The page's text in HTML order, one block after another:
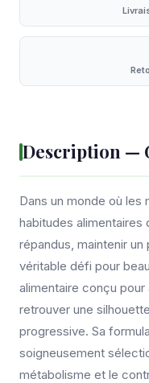
Description —
Dans un monde où
habitudes alimentaires
répandus, maintenir
véritable défi pour
alimentaire conçu
retrouver une
progressive. Sa
soigneusement
métabolisme et le